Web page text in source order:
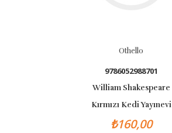
Othello
9786052988701
William Shakespeare
Kırmızı Kedi Yayınevi
₺160,00